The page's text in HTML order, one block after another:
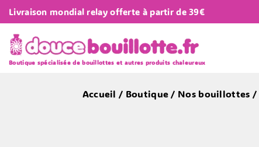
Livraison mondial relay offerte à partir de 39€
Boutique spécialisée de bouillottes et autres produits chaleureux
Accueil / Boutique / Nos bouillottes /